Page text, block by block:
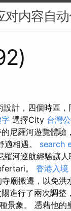
对内容自
計，四個時區
選擇City 台灣
尼羅河遊覽體驗
適相遇。 search
河巡航經驗讓
。 香港入境
廟搬遷，以免洪
進行了兩次調整
景象。 憑藉他